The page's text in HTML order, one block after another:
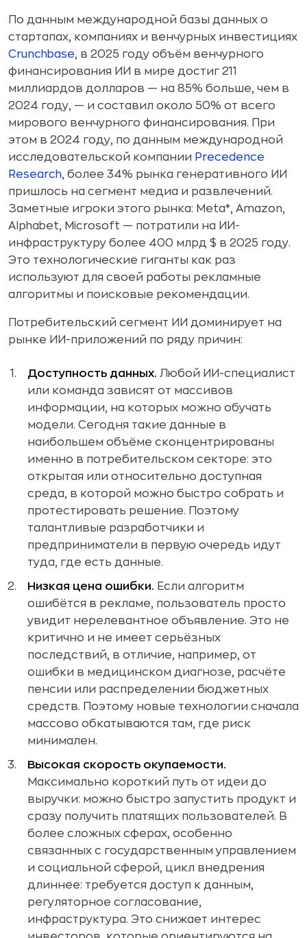
По данным международной базы данных о
стартапах, компаниях и венчурных инвестициях
Crunchbase, в 2025 году объём венчурного
финансирования ИИ в мире достиг 211
миллиардов долларов — на 85% больше, чем в
2024 году, — и составил около 50% от всего
мирового венчурного финансирования. При
этом в 2024 году, по данным международной
исследовательской компании Precedence
Research, более 34% рынка генеративного ИИ
пришлось на сегмент медиа и развлечений.
Заметные игроки этого рынка: Meta*, Amazon,
Alphabet, Microsoft — потратили на ИИ-
инфраструктуру более 400 млрд $ в 2025 году.
Это технологические гиганты как раз
используют для своей работы рекламные
алгоритмы и поисковые рекомендации.
Потребительский сегмент ИИ доминирует на
рынке ИИ-приложений по ряду причин:
Доступность данных. Любой ИИ-специалист
или команда зависят от массивов
информации, на которых можно обучать
модели. Сегодня такие данные в
наибольшем объёме сконцентрированы
именно в потребительском секторе: это
открытая или относительно доступная
среда, в которой можно быстро собрать и
протестировать решение. Поэтому
талантливые разработчики и
предприниматели в первую очередь идут
туда, где есть данные.
Низкая цена ошибки. Если алгоритм
ошибётся в рекламе, пользователь просто
увидит нерелевантное объявление. Это не
критично и не имеет серьёзных
последствий, в отличие, например, от
ошибки в медицинском диагнозе, расчёте
пенсии или распределении бюджетных
средств. Поэтому новые технологии сначала
массово обкатываются там, где риск
минимален.
Высокая скорость окупаемости.
Максимально короткий путь от идеи до
выручки: можно быстро запустить продукт и
сразу получить платящих пользователей. В
более сложных сферах, особенно
связанных с государственным управлением
и социальной сферой, цикл внедрения
длиннее: требуется доступ к данным,
регуляторное согласование,
инфраструктура. Это снижает интерес